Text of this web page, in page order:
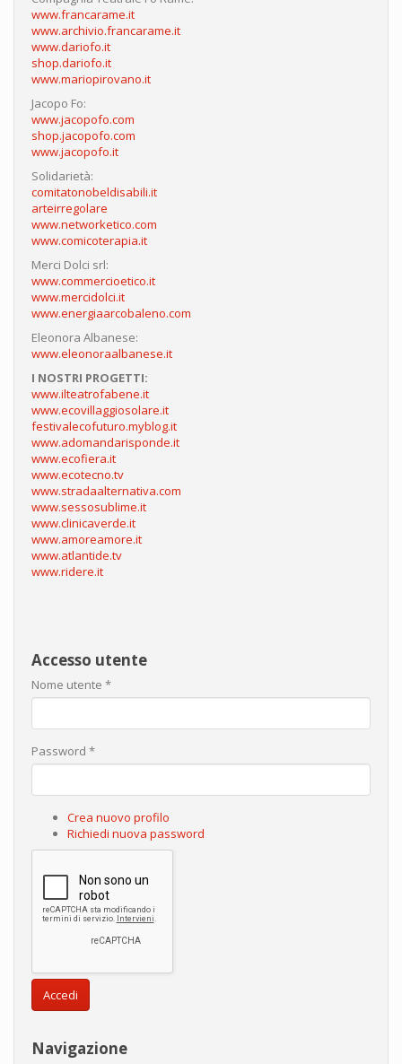
www.francarame.it
www.archivio.francarame.it
www.dariofo.it
shop.dariofo.it
www.mariopirovano.it
Jacopo Fo:
www.jacopofo.com
shop.jacopofo.com
www.jacopofo.it
Solidarietà:
comitatonobeldisabili.it
arteirregolare
www.networketico.com
www.comicoterapia.it
Merci Dolci srl:
www.commercioetico.it
www.mercidolci.it
www.energiaarcobaleno.com
Eleonora Albanese:
www.eleonoraalbanese.it
I NOSTRI PROGETTI:
www.ilteatrofabene.it
www.ecovillaggiosolare.it
festivalecofuturo.myblog.it
www.adomandarisponde.it
www.ecofiera.it
www.ecotecno.tv
www.stradaalternativa.com
www.sessosublime.it
www.clinicaverde.it
www.amoreamore.it
www.atlantide.tv
www.ridere.it
Accesso utente
Nome utente *
Password *
Crea nuovo profilo
Richiedi nuova password
Accedi
Navigazione